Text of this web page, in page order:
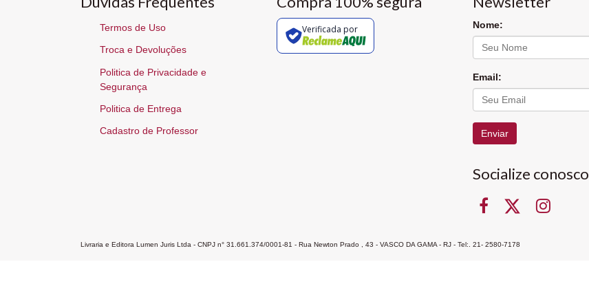
Termos de Uso
Troca e Devoluções
Politica de Privacidade e
Segurança
Politica de Entrega
Cadastro de Professor
Verificada por Nome:
Email:
Enviar
Socialize conosco
Livraria e Editora Lumen Juris Ltda - CNPJ n° 31.661.374/0001-81 - Rua Newton Prado , 43 - VASCO DA GAMA - RJ - Tel:. 21- 2580-7178